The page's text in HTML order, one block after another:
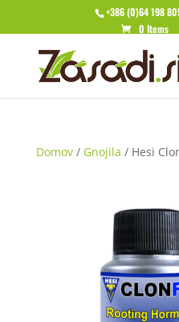
+386 (0)64 198
0 Items
Domov/ Gnojila / Hesi